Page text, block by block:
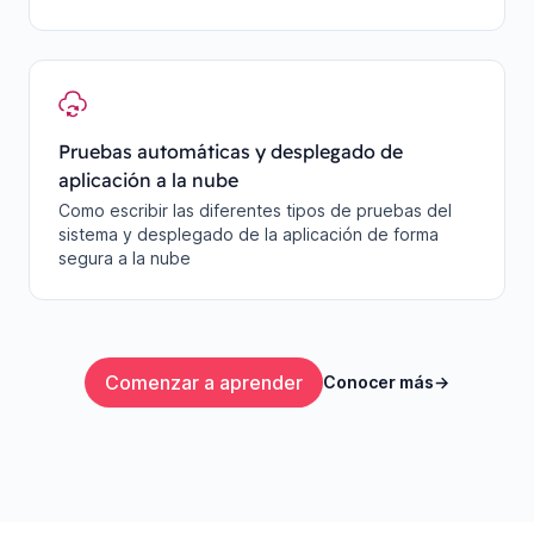
Pruebas automáticas y desplegado de
aplicación a la nube
Como escribir las diferentes tipos de pruebas del
sistema y desplegado de la aplicación de forma
segura a la nube
Comenzar a aprender Conocer más→